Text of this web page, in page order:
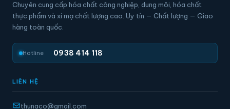
Chuyên cung cấp hóa chất công nghiệp, dung môi, hóa chất
thực phẩm và xi mạ chất lượng cao. Uy tín — Chất lượng — Giao
hàng toàn quốc.
Hotline 0938 414 118
LIÊN HỆ
thunaco@gmail.com